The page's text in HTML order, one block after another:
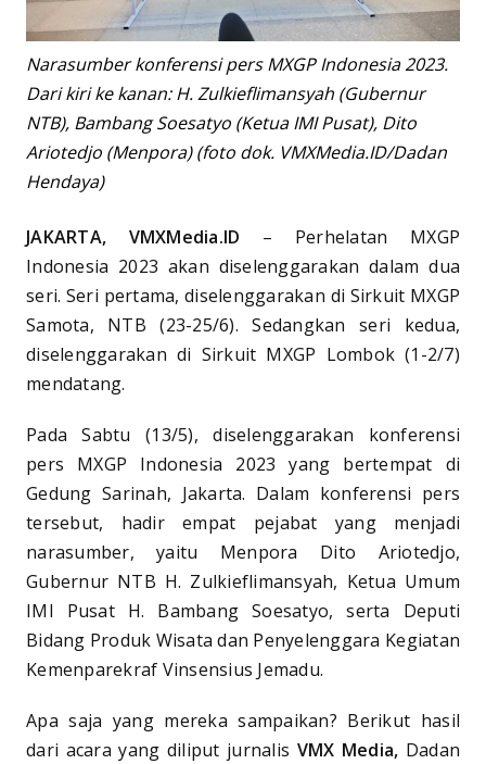
Narasumber konferensi pers MXGP Indonesia 2023.
Dari kiri ke kanan: H. Zulkieflimansyah (Gubernur
NTB), Bambang Soesatyo (Ketua IMI Pusat), Dito
Ariotedjo (Menpora) (foto dok. VMXMedia.ID/Dadan
Hendaya)
JAKARTA, VMXMedia.ID – Perhelatan MXGP
Indonesia 2023 akan diselenggarakan dalam dua
seri. Seri pertama, diselenggarakan di Sirkuit MXGP
Samota, NTB (23-25/6). Sedangkan seri kedua,
diselenggarakan di Sirkuit MXGP Lombok (1-2/7)
mendatang.
Pada Sabtu (13/5), diselenggarakan konferensi
pers MXGP Indonesia 2023 yang bertempat di
Gedung Sarinah, Jakarta. Dalam konferensi pers
tersebut, hadir empat pejabat yang menjadi
narasumber, yaitu Menpora Dito Ariotedjo,
Gubernur NTB H. Zulkieflimansyah, Ketua Umum
IMI Pusat H. Bambang Soesatyo, serta Deputi
Bidang Produk Wisata dan Penyelenggara Kegiatan
Kemenparekraf Vinsensius Jemadu.
Apa saja yang mereka sampaikan? Berikut hasil
dari acara yang diliput jurnalis VMX Media, Dadan